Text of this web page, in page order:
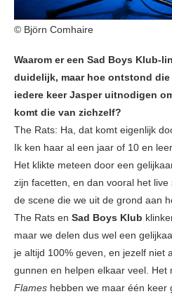
© Björn Comhaire
Waarom er een Sad Boys Klub-
duidelijk, maar hoe ontstond
iedere keer Jasper uitnodigen
komt die van zichzelf?
The Rats: Ha, dat komt eigenlijk
Ik ken haar al een jaar of 10 en
Het klikte meteen door een
zijn facetten, en dan vooral het
de scene die we uit de grond aan
The Rats en Sad Boys Klub
maar we delen dus wel een
je altijd 100% geven, en jezelf
gunnen en helpen elkaar veel. Het
Flames hebben we maar één keer